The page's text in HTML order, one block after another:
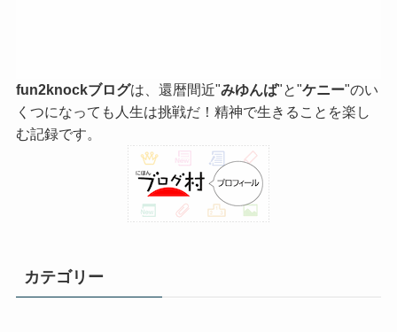
fun2knockブログは、還暦間近"みゆんば"と"ケニー"のい
くつになっても人生は挑戦だ！精神で生きることを楽し
む記録です。
カテゴリー